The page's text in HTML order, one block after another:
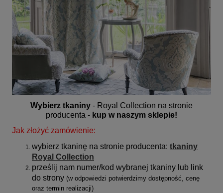
Wybierz tkaniny - Royal Collection na stronie
producenta - kup w naszym sklepie!
Jak złożyć zamówienie:
wybierz tkaninę na stronie producenta: tkaniny
Royal Collection
prześlij nam numer/kod wybranej tkaniny lub link
do strony (w odpowiedzi potwierdzimy dostępność, cenę
oraz termin realizacji)